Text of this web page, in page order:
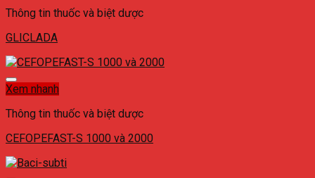
Thông tin thuốc và biệt dược
GLICLADA
Xem nhanh
Thông tin thuốc và biệt dược
CEFOPEFAST-S 1000 và 2000